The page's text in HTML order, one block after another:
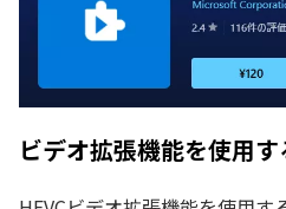
ビデオ拡張機能を使用